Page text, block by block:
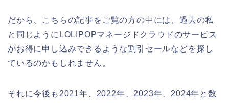
だから、こちらの記事をご覧の方の中には、過去の私
と同じようにLOLIPOPマネージドクラウドのサービス
がお得に申し込みできるような割引セールなどを探し
ているのかもしれません。
それに今後も2021年、2022年、2023年、2024年と数